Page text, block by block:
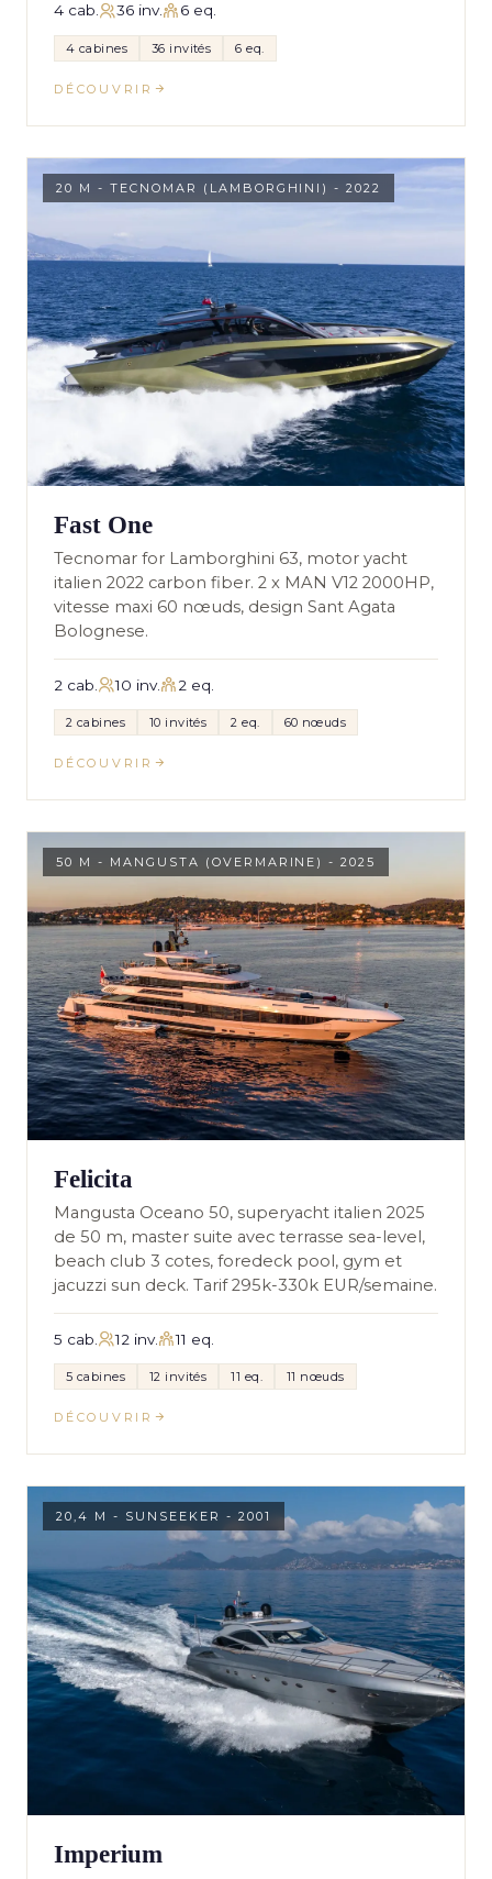
4 cab. 36 inv. 6 eq.
4 cabines 36 invités 6 eq.
DÉCOUVRIR
20 M - TECNOMAR (LAMBORGHINI) - 2022
Fast One
Tecnomar for Lamborghini 63, motor yacht
italien 2022 carbon fiber. 2 x MAN V12 2000HP,
vitesse maxi 60 nœuds, design Sant Agata
Bolognese.
2 cab. 10 inv. 2 eq.
2 cabines 10 invités 2 eq. 60 nœuds
DÉCOUVRIR
50 M - MANGUSTA (OVERMARINE) - 2025
Felicita
Mangusta Oceano 50, superyacht italien 2025
de 50 m, master suite avec terrasse sea-level,
beach club 3 cotes, foredeck pool, gym et
jacuzzi sun deck. Tarif 295k-330k EUR/semaine.
5 cab. 12 inv. 11 eq.
5 cabines 12 invités 11 eq. 11 nœuds
DÉCOUVRIR
20,4 M - SUNSEEKER - 2001
Imperium